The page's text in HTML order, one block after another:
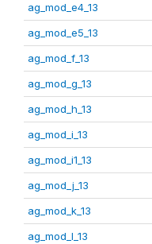
ag_mod_e4_13
ag_mod_e5_13
ag_mod_f_13
ag_mod_g_13
ag_mod_h_13
ag_mod_i_13
ag_mod_i1_13
ag_mod_j_13
ag_mod_k_13
ag_mod_l_13